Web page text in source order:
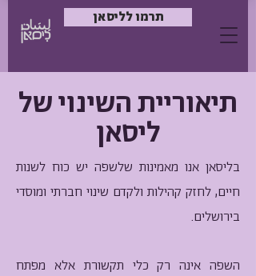
תרמו לליסאן
תיאוריית השינוי של
ליסאן
בליסאן אנו מאמינות שלשפה יש כוח לשנות
חיים, לחזק קהילות ולקדם שינוי חברתי ומוסדי
בירושלים.
השפה אינה רק כלי תקשורת אלא מפתח